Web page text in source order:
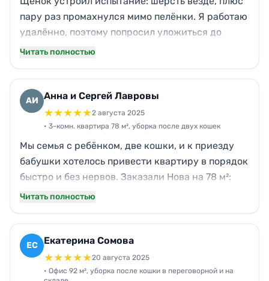
пару раз промахнулся мимо пелёнки. Я работаю
удалённо, поэтому попросил уложиться до
вечера. Нова приехали в 14:00, закончили
обычно скапливается шерсть. Запаха почти не
осталось, и самое важное — ничего не
«размазали», а именно отмыли. По общению всё
спокойно и по делу, цена нормальная для такого
объёма.
Читать полностью
АИ Анна и Сергей Лавровы
★★★★★2 августа 2025
• 3-комн. квартира 78 м², уборка после двух кошек
Мы семья с ребёнком, две кошки, и к приезду
бабушки хотелось привести квартиру в порядок
быстро и без нервов. Заказали Нова на 78 м²:
шерсть на коврах, следы на подоконниках,
За 5 часов сделали полную уборку, особенно
понравилось, как отмыли кухню и санузел и
прошлись по мягкой мебели. Вежливые,
Читать полностью
ЕС Екатерина Сомова
★★★★★20 августа 2025
• Офис 92 м², уборка после кошки в переговорной и на